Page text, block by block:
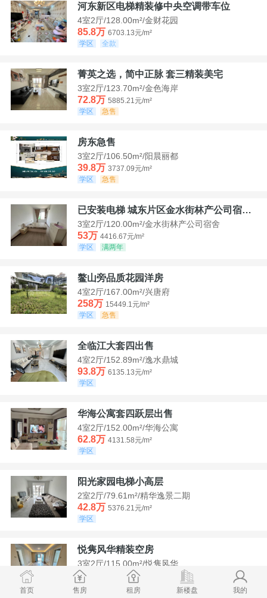
河东新区电梯精装修中央空调带车位
4室2厅/128.00m²/金财花园
85.8万 6703.13元/m²
学区
全款
菁英之选，简中正脉 套三精装美宅
3室2厅/123.70m²/金色海岸
72.8万 5885.21元/m²
学区
急售
房东急售
3室2厅/106.50m²/阳晨丽都
39.8万 3737.09元/m²
学区
急售
已安装电梯 城东片区金水街林产公司宿舍套三可看江景
3室2厅/120.00m²/金水街林产公司宿舍
53万 4416.67元/m²
学区
满两年
鳌山旁品质花园洋房
4室2厅/167.00m²/兴唐府
258万 15449.1元/m²
学区
急售
全临江大套四出售
4室2厅/152.89m²/逸水鼎城
93.8万 6135.13元/m²
学区
华海公寓套四跃层出售
4室2厅/152.00m²/华海公寓
62.8万 4131.58元/m²
学区
阳光家园电梯小高层
2室2厅/79.61m²/精华逸景二期
42.8万 5376.21元/m²
学区
悦隽风华精装空房
3室2厅/115.00m²/悦隽风华
95万
8260.87元/m²
学区
首页 售房 租房 新楼盘 我的